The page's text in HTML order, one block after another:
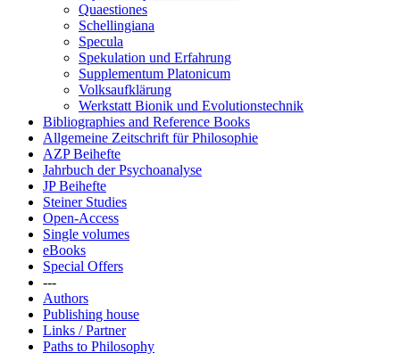
Quaestiones
Schellingiana
Specula
Spekulation und Erfahrung
Supplementum Platonicum
Volksaufklärung
Werkstatt Bionik und Evolutionstechnik
Bibliographies and Reference Books
Allgemeine Zeitschrift für Philosophie
AZP Beihefte
Jahrbuch der Psychoanalyse
JP Beihefte
Steiner Studies
Open-Access
Single volumes
eBooks
Special Offers
---
Authors
Publishing house
Links / Partner
Paths to Philosophy